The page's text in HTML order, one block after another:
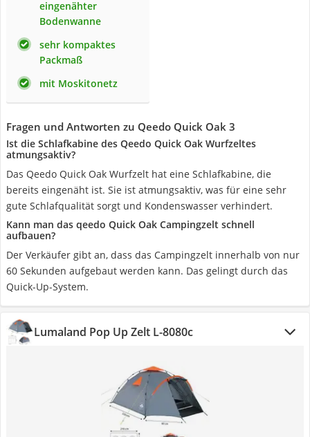
eingenähter
Bodenwanne
sehr kompaktes
Packmaß
mit Moskitonetz
Fragen und Antworten zu Qeedo Quick Oak 3
Ist die Schlafkabine des Qeedo Quick Oak Wurfzeltes
atmungsaktiv?
Das Qeedo Quick Oak Wurfzelt hat eine Schlafkabine, die
bereits eingenäht ist. Sie ist atmungsaktiv, was für eine sehr
gute Schlafqualität sorgt und Kondenswasser verhindert.
Kann man das qeedo Quick Oak Campingzelt schnell
aufbauen?
Der Verkäufer gibt an, dass das Campingzelt innerhalb von nur
60 Sekunden aufgebaut werden kann. Das gelingt durch das
Quick-Up-System.
Lumaland Pop Up Zelt ‎L-8080c